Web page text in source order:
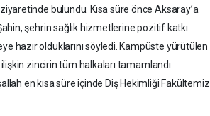
bulundu. Kısa süre önce Aksaray’a
şehrin sağlık hizmetlerine pozitif katkı
hazır olduklarını söyledi. Kampüste yürütülen
zincirin tüm halkaları tamamlandı.
en kısa süre içinde Diş Hekimliği Fakültemiz